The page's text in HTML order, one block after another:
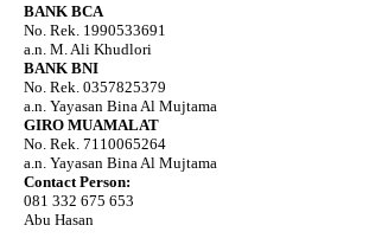
BANK BCA
No. Rek. 1990533691
a.n. M. Ali Khudlori
BANK BNI
No. Rek. 0357825379
a.n. Yayasan Bina Al Mujtama
GIRO MUAMALAT
No. Rek. 7110065264
a.n. Yayasan Bina Al Mujtama
Contact Person:
081 332 675 653
Abu Hasan